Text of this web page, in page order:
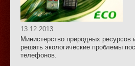
13.12.2013
Министерство природных ресурсов
решать экологические проблемы
телефонов.